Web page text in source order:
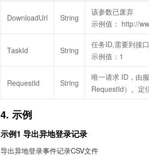
DownloadUrl String
该参数已废弃
示例值： http://
TaskId String
任务ID,需要到接
示例值：1
RequestId String
唯一请求 ID，由
RequestId）。定
4. 示例
示例1 导出异地登录记录
导出异地登录事件记录CSV文件